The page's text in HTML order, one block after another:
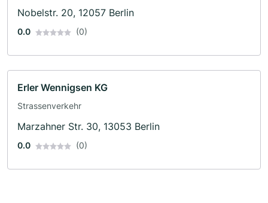
Nobelstr. 20, 12057 Berlin
0.0 (0)
Erler Wennigsen KG
Strassenverkehr
Marzahner Str. 30, 13053 Berlin
0.0 (0)